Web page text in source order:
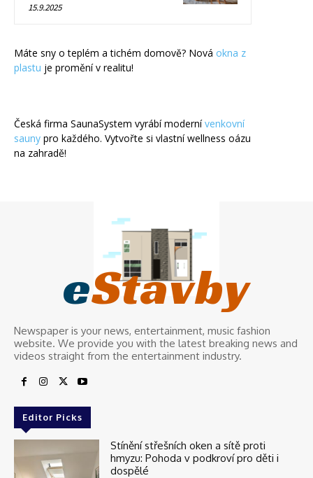
15.9.2025
Máte sny o teplém a tichém domově? Nová okna z
plastu je promění v realitu!
Česká firma SaunaSystem vyrábí modernívenkovní
sauny pro každého. Vytvořte si vlastní wellness oázu
na zahradě!
eStavby
Newspaper is your news, entertainment, music fashion
website. We provide you with the latest breaking news and
videos straight from the entertainment industry.
Editor Picks
Stínění střešních oken a sítě proti
hmyzu: Pohoda v podkroví pro děti i
dospělé